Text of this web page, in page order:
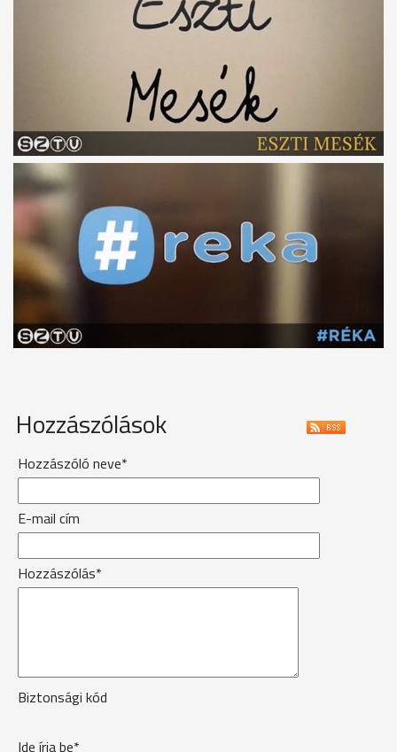
Hozzászólások
Hozzászóló neve*
E-mail cím
Hozzászólás*
Biztonsági kód
Ide írja be*